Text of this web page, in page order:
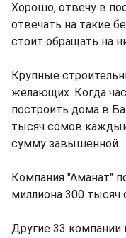
Хорошо, отвечу в
отвечать на такие
стоит обращать на
Крупные
желающих. Когда
построить дома в
тысяч сомов
сумму завышенной.
Компания "Аманат"
миллиона 300
Другие 33 компании